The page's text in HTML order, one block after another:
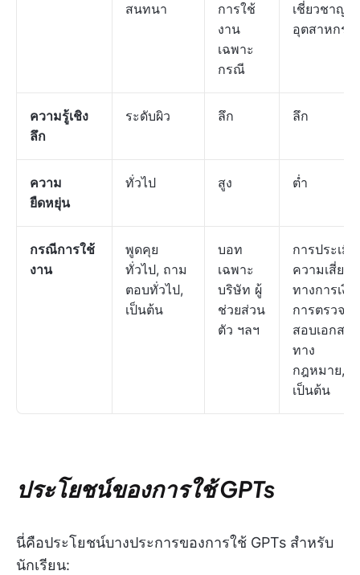
สนทนา
การใช้
งาน
เฉพาะ
กรณี
เชี่ยวชาญใ
อุตสาหกรร
ความรู้เชิง
ลึก
ระดับผิว ลึก ลึก
ความ
ยืดหยุ่น
ทั่วไป สูง ต่ำ
กรณีการใช้
งาน
พูดคุย
ทั่วไป, ถาม
ตอบทั่วไป,
เป็นต้น
บอท
เฉพาะ
บริษัท ผู้
ช่วยส่วน
ตัว ฯลฯ
การประเมิน
ความเสี่ยง
ทางการเงิน,
การตรวจ
สอบเอกสาร
ทาง
กฎหมาย,
เป็นต้น
ประโยชน์ของการใช้ GPTs
นี่คือประโยชน์บางประการของการใช้ GPTs สำหรับ
นักเรียน: